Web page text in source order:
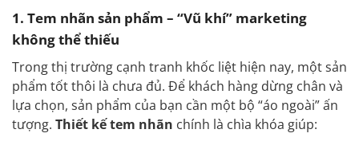
1. Tem nhãn sản phẩm – “Vũ khí” marketing
không thể thiếu
Trong thị trường cạnh tranh khốc liệt hiện nay, một sản
phẩm tốt thôi là chưa đủ. Để khách hàng dừng chân và
lựa chọn, sản phẩm của bạn cần một bộ “áo ngoài” ấn
tượng. Thiết kế tem nhãn chính là chìa khóa giúp: